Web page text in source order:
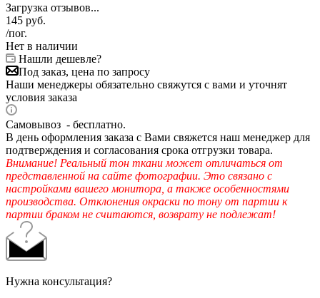
Загрузка отзывов...
145 руб.
/пог.
Нет в наличии
Нашли дешевле?
Под заказ, цена по запросу
Наши менеджеры обязательно свяжутся с вами и уточнят
условия заказа
Самовывоз - бесплатно.
В день оформления заказа с Вами свяжется наш менеджер для
подтверждения и согласования срока отгрузки товара.
Внимание! Реальный тон ткани может отличаться от
представленной на сайте фотографии. Это связано с
настройками вашего монитора, а также особенностями
производства. Отклонения окраски по тону от партии к
партии браком не считаются, возврату не подлежат!
Нужна консультация?